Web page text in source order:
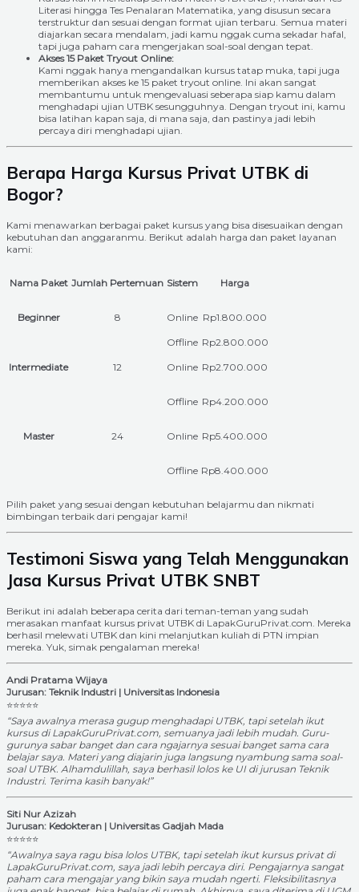
Literasi hingga Tes Penalaran Matematika, yang disusun secara
terstruktur dan sesuai dengan format ujian terbaru. Semua materi
diajarkan secara mendalam, jadi kamu nggak cuma sekadar hafal,
tapi juga paham cara mengerjakan soal-soal dengan tepat.
Akses 15 Paket Tryout Online:
Kami nggak hanya mengandalkan kursus tatap muka, tapi juga
memberikan akses ke 15 paket tryout online. Ini akan sangat
membantumu untuk mengevaluasi seberapa siap kamu dalam
menghadapi ujian UTBK sesungguhnya. Dengan tryout ini, kamu
bisa latihan kapan saja, di mana saja, dan pastinya jadi lebih
percaya diri menghadapi ujian.
Berapa Harga Kursus Privat UTBK di
Bogor?
Kami menawarkan berbagai paket kursus yang bisa disesuaikan dengan
kebutuhan dan anggaranmu. Berikut adalah harga dan paket layanan
kami:
Nama Paket Jumlah Pertemuan Sistem Harga
Beginner 8 Online Rp1.800.000
Offline Rp2.800.000
Intermediate 12 Online Rp2.700.000
Offline Rp4.200.000
Master 24 Online Rp5.400.000
Offline Rp8.400.000
Pilih paket yang sesuai dengan kebutuhan belajarmu dan nikmati
bimbingan terbaik dari pengajar kami!
Testimoni Siswa yang Telah Menggunakan
Jasa Kursus Privat UTBK SNBT
Berikut ini adalah beberapa cerita dari teman-teman yang sudah
merasakan manfaat kursus privat UTBK di LapakGuruPrivat.com. Mereka
berhasil melewati UTBK dan kini melanjutkan kuliah di PTN impian
mereka. Yuk, simak pengalaman mereka!
Andi Pratama Wijaya
Jurusan: Teknik Industri | Universitas Indonesia
⭐⭐⭐⭐⭐
“Saya awalnya merasa gugup menghadapi UTBK, tapi setelah ikut
kursus di LapakGuruPrivat.com, semuanya jadi lebih mudah. Guru-
gurunya sabar banget dan cara ngajarnya sesuai banget sama cara
belajar saya. Materi yang diajarin juga langsung nyambung sama soal-
soal UTBK. Alhamdulillah, saya berhasil lolos ke UI di jurusan Teknik
Industri. Terima kasih banyak!”
Siti Nur Azizah
Jurusan: Kedokteran | Universitas Gadjah Mada
⭐⭐⭐⭐⭐
“Awalnya saya ragu bisa lolos UTBK, tapi setelah ikut kursus privat di
LapakGuruPrivat.com, saya jadi lebih percaya diri. Pengajarnya sangat
paham cara mengajar yang bikin saya mudah ngerti. Fleksibilitasnya